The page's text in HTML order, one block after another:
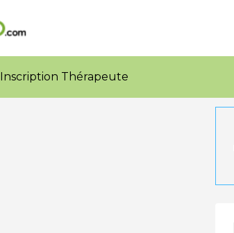
Inscription Thérapeute